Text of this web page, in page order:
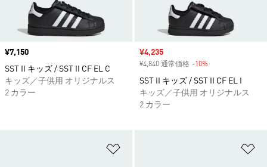
価格
¥7,150
SST II キッズ / SST II CF EL C
キッズ／子供用 オリジナルス
2 カラー
セール価格
¥4,235
¥4,840 通常価格 -10%
SST II キッズ / SST II CF EL I
キッズ／子供用 オリジナルス
2 カラー